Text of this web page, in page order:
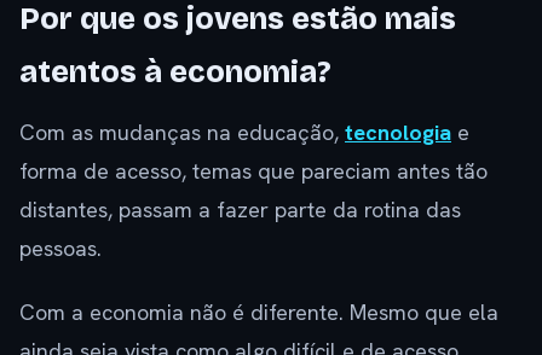
Por que os jovens estão mais
atentos à economia?
Com as mudanças na educação, tecnologia e
forma de acesso, temas que pareciam antes tão
distantes, passam a fazer parte da rotina das
pessoas.
Com a economia não é diferente. Mesmo que ela